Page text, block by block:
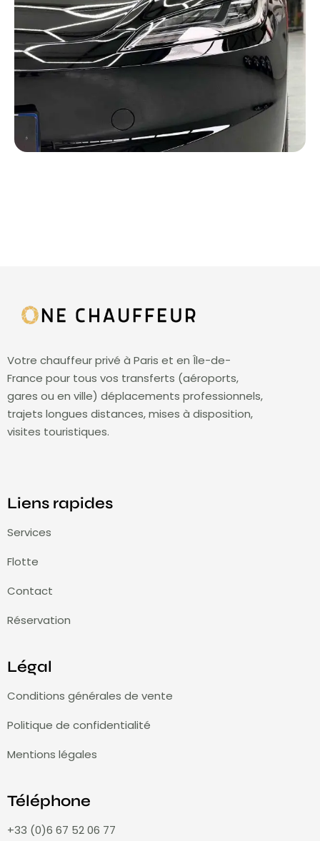
Votre chauffeur privé à Paris et en Île-de-
France pour tous vos transferts (aéroports,
gares ou en ville) déplacements professionnels,
trajets longues distances, mises à disposition,
visites touristiques.
Liens rapides
Services
Flotte
Contact
Réservation
Légal
Conditions générales de vente
Politique de confidentialité
Mentions légales
Téléphone
+33 (0)6 67 52 06 77